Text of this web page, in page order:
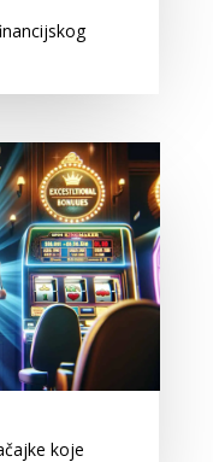
koje